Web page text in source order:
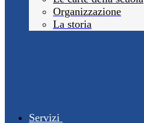
Organizzazione
La storia
Servizi